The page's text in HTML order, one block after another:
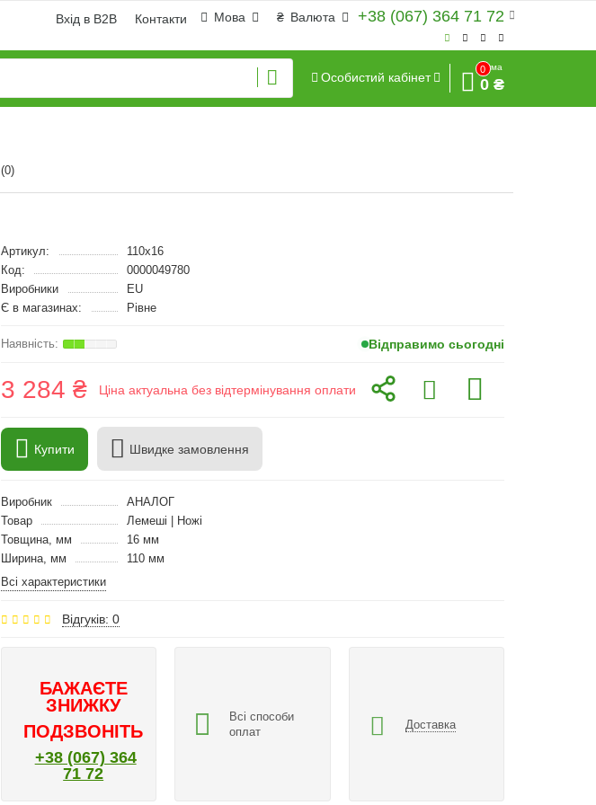
+38 (067) 364 71 72
₴ Валюта
Мова
Вхід в B2B Контакти
Особистий кабінет
0
Сума
0 ₴
(0)
Артикул:
110x16
Код:
0000049780
Виробники
EU
Є в магазинах:
Рівне
Відправимо сьогодні
3 284 ₴ Ціна актуальна без відтермінування оплати
Купити Швидке замовлення
Виробник
АНАЛОГ
Товар
Лемеші | Ножі
Товщина, мм
16 мм
Ширина, мм
110 мм
Всі характеристики
Відгуків: 0
БАЖАЄТЕ
ЗНИЖКУ
ПОДЗВОНІТЬ
+38 (067) 364
71 72
Всі способи
оплат
Доставка